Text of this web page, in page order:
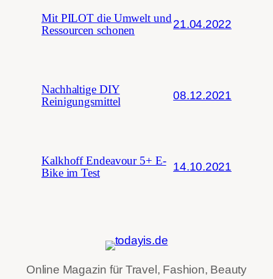
Mit PILOT die Umwelt und
Ressourcen schonen
21.04.2022
Nachhaltige DIY
Reinigungsmittel
08.12.2021
Kalkhoff Endeavour 5+ E-
Bike im Test
14.10.2021
Online Magazin für Travel, Fashion, Beauty